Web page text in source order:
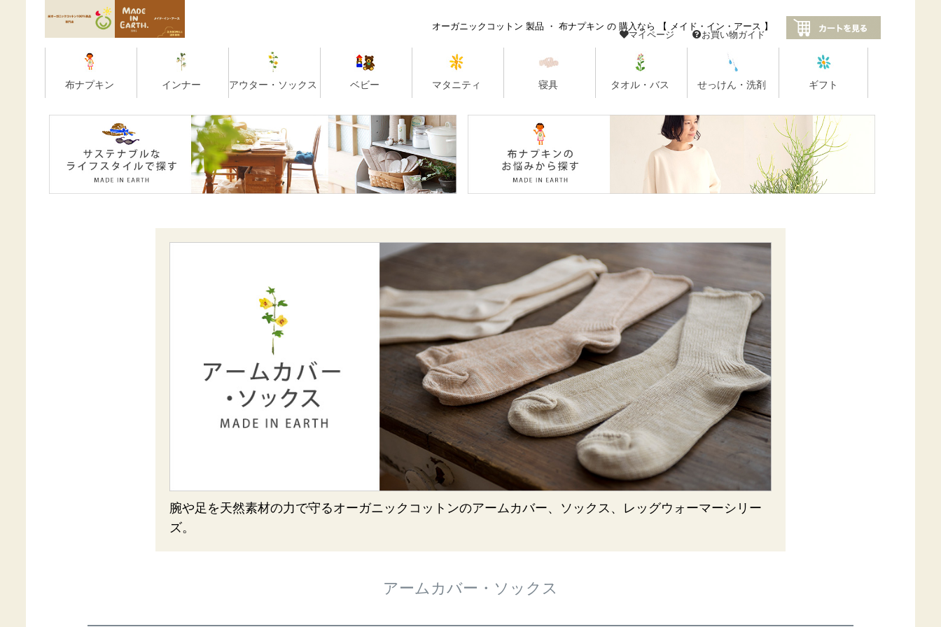
腕や足を天然素材の力で守るオーガニックコットンのアームカバー、ソックス、レッグウォーマーシリー
ズ。
アームカバー・ソックス